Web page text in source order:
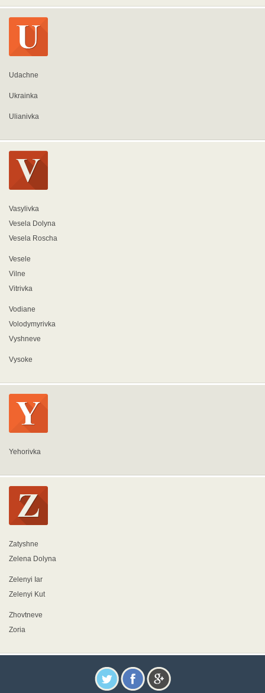
Udachne
Ukrainka
Ulianivka
Vasylivka
Vesela Dolyna
Vesela Roscha
Vesele
Vilne
Vitrivka
Vodiane
Volodymyrivka
Vyshneve
Vysoke
Yehorivka
Zatyshne
Zelena Dolyna
Zelenyi Iar
Zelenyi Kut
Zhovtneve
Zoria